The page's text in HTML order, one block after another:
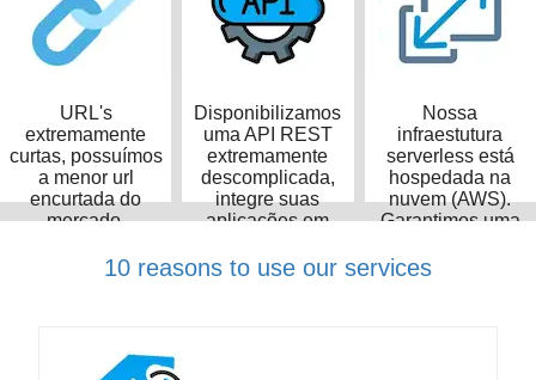
URL's
extremamente
curtas, possuímos
a menor url
encurtada do
mercado,
14 caracteres
Disponibilizamos
uma API REST
extremamente
descomplicada,
integre suas
aplicações em
Nossa
infraestutura
serverless está
hospedada na
nuvem (AWS).
Garantimos uma
disponibilidade de
10 reasons to use our services